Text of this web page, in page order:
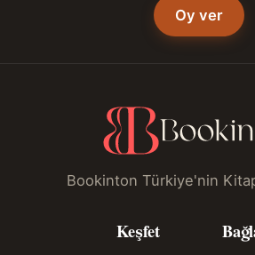
Oy ver
Bookinton Türkiye'nin
Keşfet